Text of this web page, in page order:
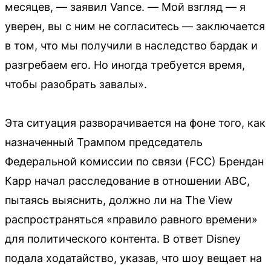
месяцев, — заявил Vance. — Мой взгляд — я
уверен, вы с ним не согласитесь — заключается
в том, что мы получили в наследство бардак и
разгребаем его. Но иногда требуется время,
чтобы разобрать завалы».
Эта ситуация разворачивается на фоне того, как
назначенный Трампом председатель
Федеральной комиссии по связи (FCC) Брендан
Карр начал расследование в отношении ABC,
пытаясь выяснить, должно ли на The View
распространяться «правило равного времени»
для политического контента. В ответ Disney
подала ходатайство, указав, что шоу вещает на